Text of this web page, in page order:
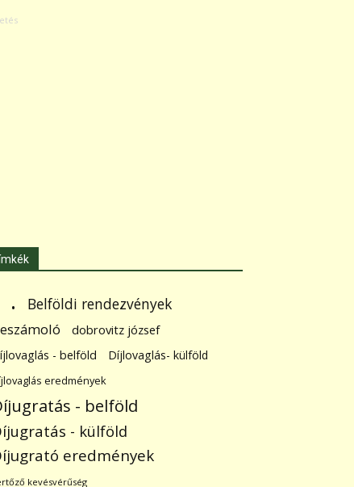
. Belföldi rendezvények
dobrovitz józsef
- belföld Díjlovaglás- külföld
eredmények
- belföld
- külföld
eredmények
kevésvérűség